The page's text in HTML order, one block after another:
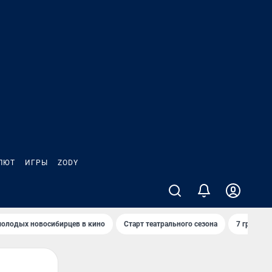
ИГРЫ ZODY
новосибирцев в кино Старт театрального сезона 7 грибов